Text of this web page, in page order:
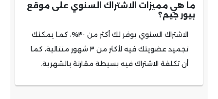
ما هي مميزات الاشتراك السنوي على موقع
بيور جيم؟
الاشتراك السنوي يوفر لك أكثر من ٣٠%، كما يمكنك
تجميد عضويتك فيه لأكثر من ٣ شهور متتالية، كما
أن تكلفة الاشتراك فيه بسيطة مقارنة بالشهرية.